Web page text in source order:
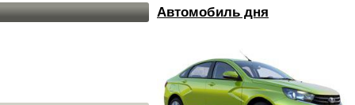
Автомобиль дня